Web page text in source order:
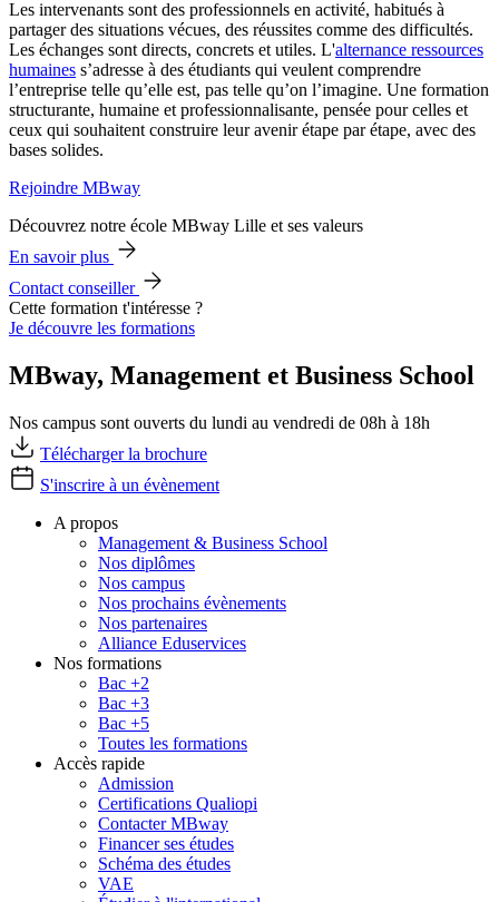
Les intervenants sont des professionnels en activité, habitués à
partager des situations vécues, des réussites comme des difficultés.
Les échanges sont directs, concrets et utiles. L'alternance ressources
humaines s’adresse à des étudiants qui veulent comprendre
l’entreprise telle qu’elle est, pas telle qu’on l’imagine. Une formation
structurante, humaine et professionnalisante, pensée pour celles et
ceux qui souhaitent construire leur avenir étape par étape, avec des
bases solides.
Rejoindre MBway
Découvrez notre école MBway Lille et ses valeurs
En savoir plus
Contact conseiller
Cette formation t'intéresse ?
Je découvre les formations
MBway, Management et Business School
Nos campus sont ouverts du lundi au vendredi de 08h à 18h
Télécharger la brochure
S'inscrire à un évènement
A propos
Management & Business School
Nos diplômes
Nos campus
Nos prochains évènements
Nos partenaires
Alliance Eduservices
Nos formations
Bac +2
Bac +3
Bac +5
Toutes les formations
Accès rapide
Admission
Certifications Qualiopi
Contacter MBway
Financer ses études
Schéma des études
VAE